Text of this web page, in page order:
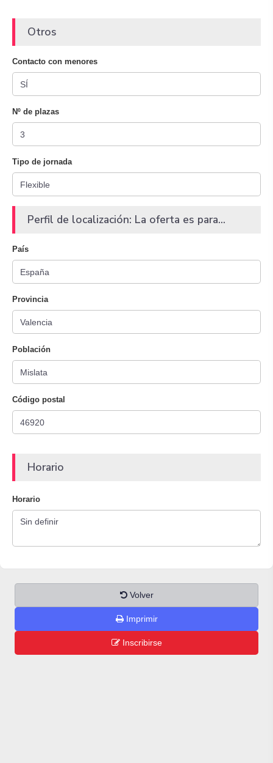
Otros
Contacto con menores
Nº de plazas
Tipo de jornada
Perfil de localización: La oferta es para...
País
Provincia
Población
Código postal
Horario
Horario
Volver
Imprimir
Inscribirse